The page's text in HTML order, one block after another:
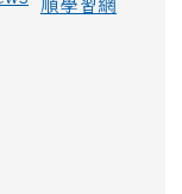
順學習網